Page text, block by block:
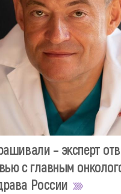
– эксперт
с главным
России